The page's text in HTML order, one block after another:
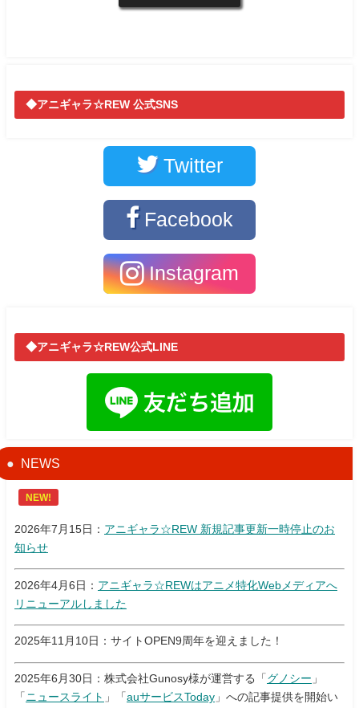
◆アニギャラ☆REW 公式SNS
Twitter
Facebook
Instagram
◆アニギャラ☆REW公式LINE
NEWS
NEW!
2026年7月15日： アニギャラ☆REW 新規記事更新一時停止のお
知らせ
2026年4月6日： アニギャラ☆REWはアニメ特化Webメディアへ
リニューアルしました
2025年11月10日：サイトOPEN9周年を迎えました！
2025年6月30日：株式会社Gunosy様が運営する「 グノシー 」
「 ニュースライト 」「auサービスToday 」への記事提供を開始い